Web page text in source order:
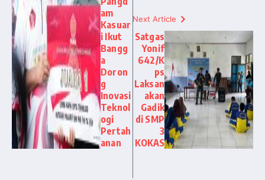
am
Kasuar
i Ikut
Bangg
a
Doron
g
Inovasi
Teknol
ogi
Pertah
anan
Next Article
Satgas
Yonif
642/K
ps
Laksan
akan
Gadik
di SMP
3
KOKAS